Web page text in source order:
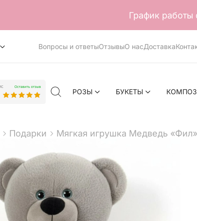
График работы
Вопросы и ответыОтзывыО насДоставка
РОЗЫ БУКЕТЫ
Подарки Мягкая игрушка Медведь